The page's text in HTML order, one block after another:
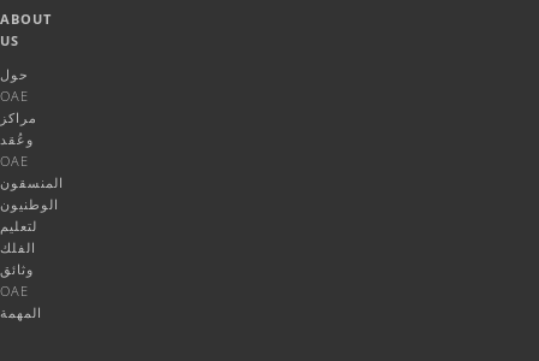
ABOUT
US
حول
OAE
مراكز
وعُقد
OAE
المنسقون
الوطنيون
لتعليم
الفلك
وثائق
OAE
المهمة